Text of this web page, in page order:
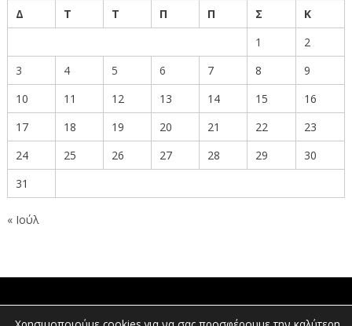
Δ
Τ Τ Π Π Σ
Κ
1
2
3
4 5 6 7 8
9
10
11 12 13 14 15
16
17
18 19 20 21 22
23
24
25 26 27 28 29
30
31
« Ιούλ